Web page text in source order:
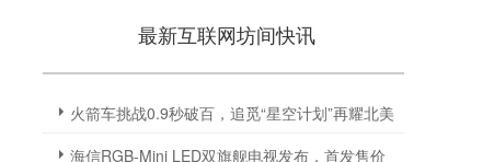
最新互联网坊间快讯
火箭车挑战0.9秒破百，追觅“星空计划”再耀北美
海信RGB-Mini LED双旗舰电视发布，首发售价